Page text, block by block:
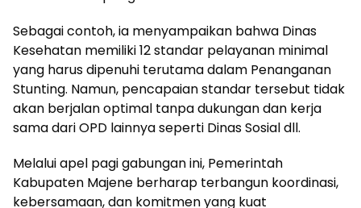
Sebagai contoh, ia menyampaikan bahwa Dinas
Kesehatan memiliki 12 standar pelayanan minimal
yang harus dipenuhi terutama dalam Penanganan
Stunting. Namun, pencapaian standar tersebut tidak
akan berjalan optimal tanpa dukungan dan kerja
sama dari OPD lainnya seperti Dinas Sosial dll.
Melalui apel pagi gabungan ini, Pemerintah
Kabupaten Majene berharap terbangun koordinasi,
kebersamaan, dan komitmen yang kuat